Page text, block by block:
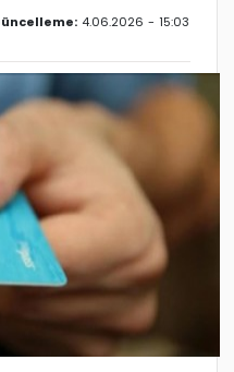
4.06.2026 - 15:03